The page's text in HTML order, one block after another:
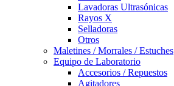
Lavadoras Ultrasónicas
Rayos X
Selladoras
Otros
Maletines / Morrales / Estuches
Equipo de Laboratorio
Accesorios / Repuestos
Agitadores